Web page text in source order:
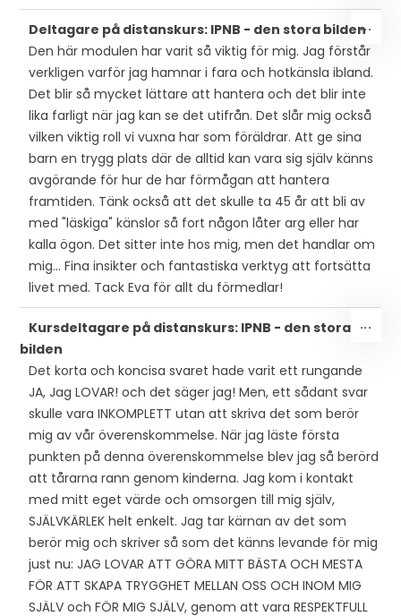
Deltagare på distanskurs: IPNB - den stora bilden
Den här modulen har varit så viktig för mig. Jag förstår
verkligen varför jag hamnar i fara och hotkänsla ibland.
Det blir så mycket lättare att hantera och det blir inte
lika farligt när jag kan se det utifrån. Det slår mig också
vilken viktig roll vi vuxna har som föräldrar. Att ge sina
barn en trygg plats där de alltid kan vara sig själv känns
avgörande för hur de har förmågan att hantera
framtiden. Tänk också att det skulle ta 45 år att bli av
med "läskiga" känslor så fort någon låter arg eller har
kalla ögon. Det sitter inte hos mig, men det handlar om
mig... Fina insikter och fantastiska verktyg att fortsätta
livet med. Tack Eva för allt du förmedlar!
...
Kursdeltagare på distanskurs: IPNB - den stora
bilden
Det korta och koncisa svaret hade varit ett rungande
JA, Jag LOVAR! och det säger jag! Men, ett sådant svar
skulle vara INKOMPLETT utan att skriva det som berör
mig av vår överenskommelse. När jag läste första
punkten på denna överenskommelse blev jag så berörd
att tårarna rann genom kinderna. Jag kom i kontakt
med mitt eget värde och omsorgen till mig själv,
SJÄLVKÄRLEK helt enkelt. Jag tar kärnan av det som
berör mig och skriver så som det känns levande för mig
just nu: JAG LOVAR ATT GÖRA MITT BÄSTA OCH MESTA
FÖR ATT SKAPA TRYGGHET MELLAN OSS OCH INOM MIG
SJÄLV och FÖR MIG SJÄLV, genom att vara RESPEKTFULL
...